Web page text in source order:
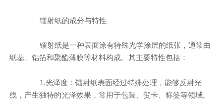
镭射纸的成分与特性
镭射纸是一种表面涂有特殊光学涂层的纸张，通常由
纸基、铝箔和聚酯薄膜等材料构成。其主要特性包括：
1.光泽度：镭射纸表面经过特殊处理，能够反射光
线，产生独特的光泽效果，常用于包装、贺卡、标签等领域。